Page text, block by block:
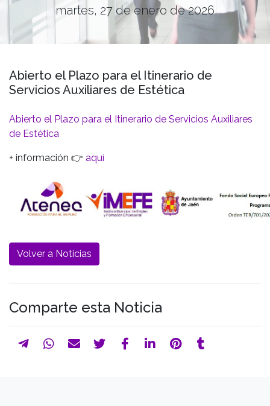
martes, 27 de enero de 2026
Abierto el Plazo para el Itinerario de
Servicios Auxiliares de Estética
Abierto el Plazo para el Itinerario de Servicios Auxiliares
de Estética
+ información 👉 aquí
Volver a Noticias
Comparte esta Noticia